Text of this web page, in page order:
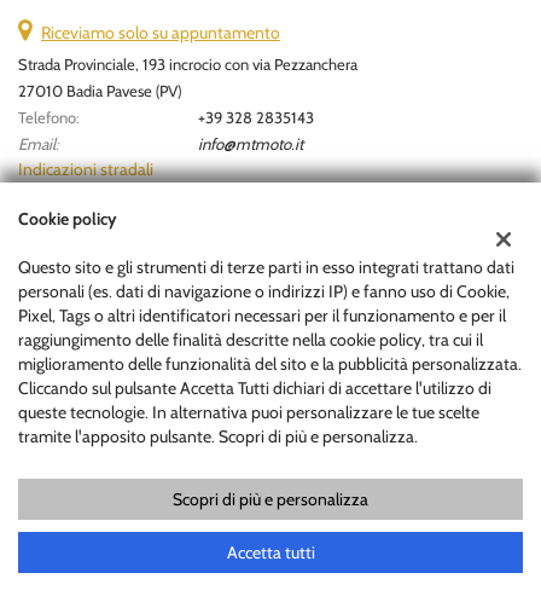
Riceviamo solo su appuntamento
Strada Provinciale, 193 incrocio con via Pezzanchera
27010 Badia Pavese (PV)
Telefono:
+39 328 2835143
Email:
info@mtmoto.it
Indicazioni stradali
MOTOR TRADER S.R.L
Via Cavour snc - 26866 Castiraga Vidardo (LO)
C.F/P.IVA:12866770964
Registro delle imprese:MI
Codice univoco:PXQYICS
Copyright © 2026 GestionaleAuto.com S.r.l., Tutti i diritti riservati -
Leggi l'informativa sulla privacy-Cookie Policy
GestionaleAuto.com
Cookie policy
Questo sito e gli strumenti di terze parti in esso integrati trattano dati
personali (es. dati di navigazione o indirizzi IP) e fanno uso di Cookie,
Pixel, Tags o altri identificatori necessari per il funzionamento e per il
raggiungimento delle finalità descritte nella cookie policy, tra cui il
miglioramento delle funzionalità del sito e la pubblicità personalizzata.
Cliccando sul pulsante Accetta Tutti dichiari di accettare l'utilizzo di
queste tecnologie. In alternativa puoi personalizzare le tue scelte
tramite l'apposito pulsante. Scopri di più e personalizza.
Scopri di più e personalizza
Accetta tutti